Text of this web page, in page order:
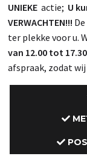
UNIEKEactie; U
VERWACHTEN!!!
ter plekke voor u.
van 12.00 tot
afspraak, zodat